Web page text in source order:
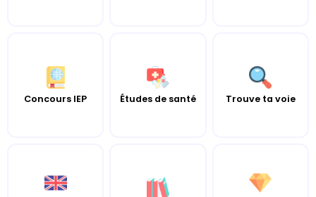
Concours IEP Études de santé Trouve ta voie